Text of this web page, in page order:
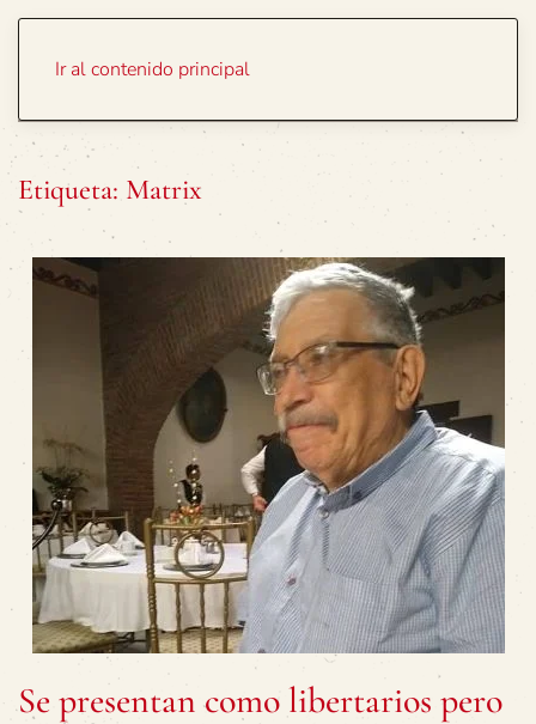
Ir al contenido principal
Etiqueta: Matrix
Se presentan como libertarios pero